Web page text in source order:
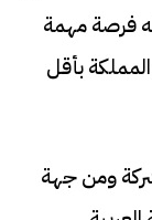
فرصة مهمة
بأقل
ومن جهة